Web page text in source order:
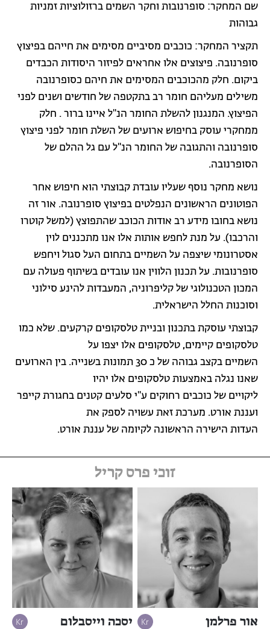
שם המחקר: סופרנובות וחקר השמים ברזולוציות זמניות
גבוהות
תקציר המחקר: כוכבים מסיביים מסימים את חייהם בפיצוץ
סופרנובה. פיצוצים אלו אחראים לפיזור היסודות הכבדים
ביקום. חלק מהכוכבים המסימים את חיהם כסופרנובה
משילים מעליהם חומר רב בתקטפה של חודשים ושנים לפני
הפיצוץ. המנגנון להשלת החומר הנ"ל איינו ברור . חלק
ממחקרי עוסק בחיפוש ארועים של השלת חומר לפני פיצוץ
סופרנובה והתגובה של החומר הנ"ל עם גל ההלם של
הסופרנובה.
נושא מחקר נוסף שעליו עובדת קבוצתי הוא חיפוש אחר
הפוטונים הראשונים הנפלטים בפיצוץ סופרנובה. אור זה
נושא בחובו מידע רב אודות הכוכב שהתפוצץ (למשל קוטרו
והרכבו). על מנת לחפש אותות אלו אנו מתכננים לוין
אסטרונומי שיצפה על השמיים בתחום העל סגול ויחפש
סופרנובות. על תכנון הלווין אנו עובדים בשיתוף פעולה עם
המכון הטכנולוגי של קליפרוניה, המעבדות להינע סילוני
וסוכנות החלל הישראלית.
קבוצתי עוסקת בתכנון ובניית טלסקופים קרקעים. שלא כמו
טלסקופים קיימים, טלסקופים אלו יצפו על
השמיים בקצב גבוהה של כ 30 תמונות בשנייה. בין הארועים
שאנו נגלה באמצעות טלסקופים אלו יהיו
ליקויים של כוכבים רחוקים ע"י סלעים קטנים בחגורת קייפר
ועננת אורט. מערכת זאת עשויה לספק את
העדות הישירה הראשונה לקיומה של עננת אורט.
זוכי פרס קריל
אור פרלמן יסכה וייסבלום